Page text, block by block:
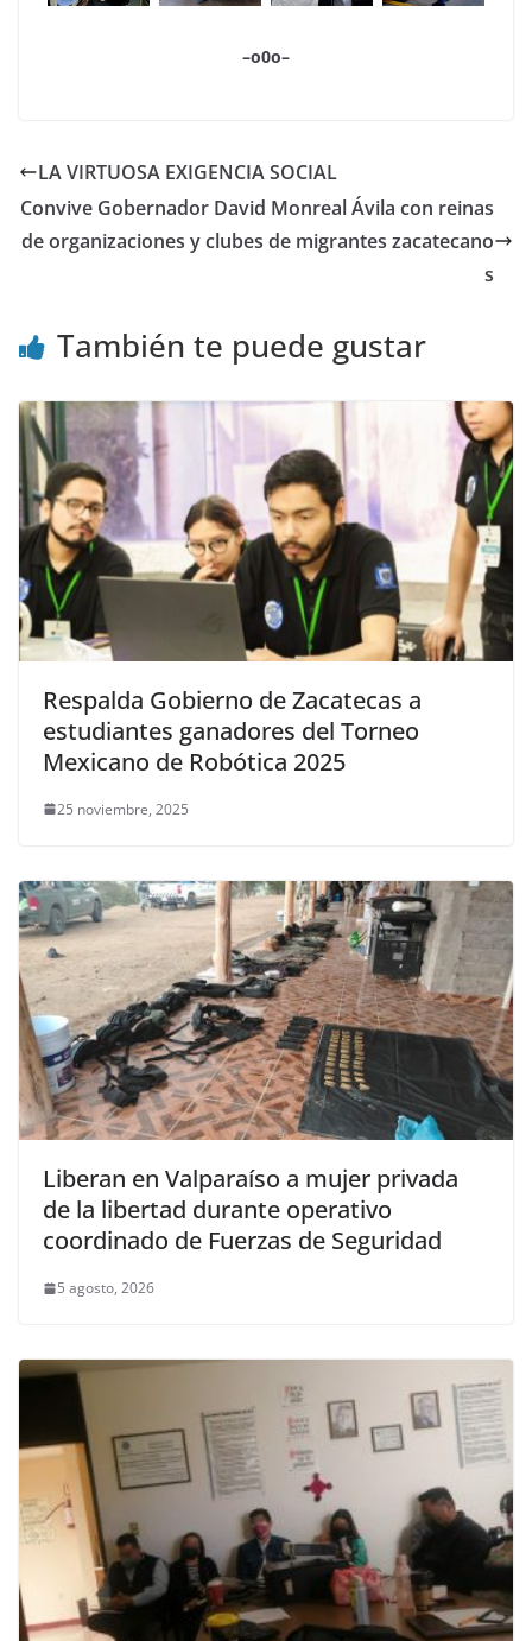
–o0o–
LA VIRTUOSA EXIGENCIA SOCIAL
Convive Gobernador David Monreal Ávila con reinas
de organizaciones y clubes de migrantes zacatecano
s
También te puede gustar
Respalda Gobierno de Zacatecas a
estudiantes ganadores del Torneo
Mexicano de Robótica 2025
25 noviembre, 2025
Liberan en Valparaíso a mujer privada
de la libertad durante operativo
coordinado de Fuerzas de Seguridad
5 agosto, 2026